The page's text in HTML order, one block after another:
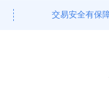
交易安全有保